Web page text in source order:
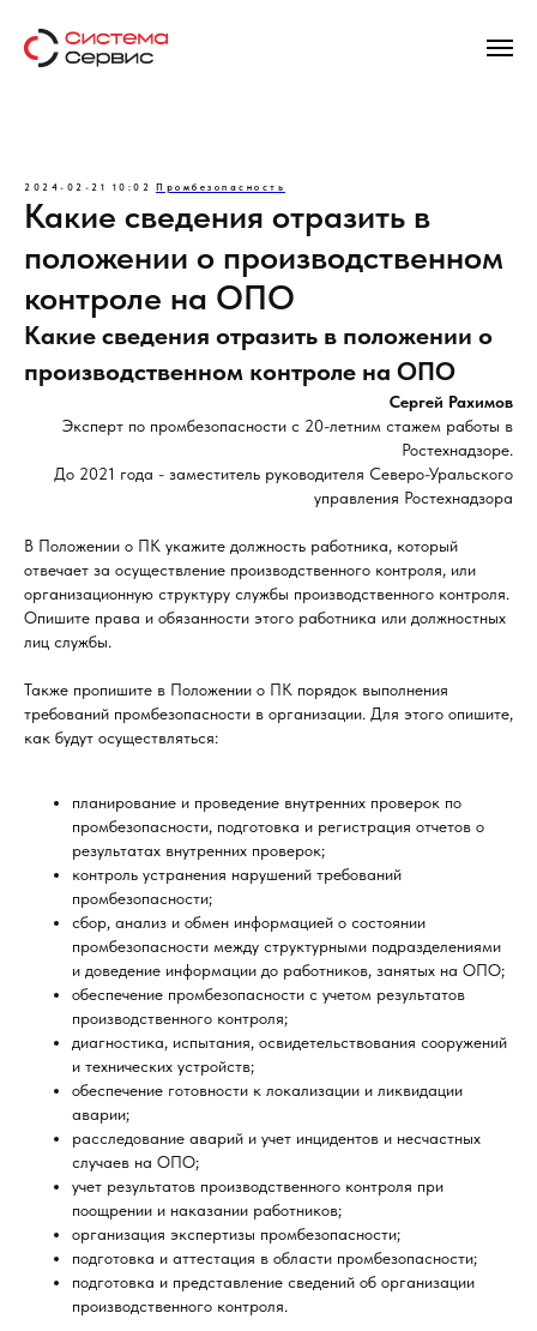
2024-02-21 10:02 Промбезопасность
Какие сведения отразить в
положении о производственном
контроле на ОПО
Какие сведения отразить в положении о
производственном контроле на ОПО
Сергей Рахимов
Эксперт по промбезопасности с 20-летним стажем работы в
Ростехнадзоре.
До 2021 года - заместитель руководителя Северо-Уральского
управления Ростехнадзора
В Положении о ПК укажите должность работника, который
отвечает за осуществление производственного контроля, или
организационную структуру службы производственного контроля.
Опишите права и обязанности этого работника или должностных
лиц службы.
Также пропишите в Положении о ПК порядок выполнения
требований промбезопасности в организации. Для этого опишите,
как будут осуществляться:
планирование и проведение внутренних проверок по
промбезопасности, подготовка и регистрация отчетов о
результатах внутренних проверок;
контроль устранения нарушений требований
промбезопасности;
сбор, анализ и обмен информацией о состоянии
промбезопасности между структурными подразделениями
и доведение информации до работников, занятых на ОПО;
обеспечение промбезопасности с учетом результатов
производственного контроля;
диагностика, испытания, освидетельствования сооружений
и технических устройств;
обеспечение готовности к локализации и ликвидации
аварии;
расследование аварий и учет инцидентов и несчастных
случаев на ОПО;
учет результатов производственного контроля при
поощрении и наказании работников;
организация экспертизы промбезопасности;
подготовка и аттестация в области промбезопасности;
подготовка и представление сведений об организации
производственного контроля.